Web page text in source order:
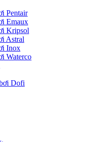
Pentair
Emaux
Kripsol
Astral
Inox
Waterco
Dofi